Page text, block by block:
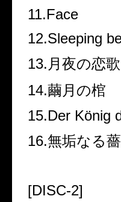
11.Face
12.Sleeping
13.月夜の恋歌
14.繭月の棺
15.Der König
16.無垢なる
[DISC-2]